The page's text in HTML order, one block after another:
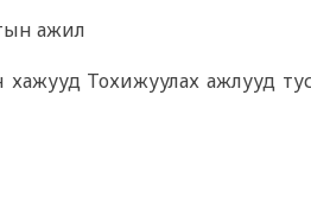
ажил
Тохижуулах ажлууд